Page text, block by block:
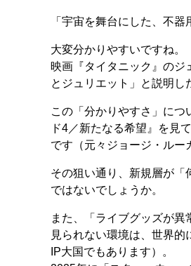
「宇宙を舞台にした、不
大変分かりやすいですね。
映画『タイタニック』のジ
とジュリエット」と説明し
この「分かりやすさ」に
ド4／新たなる希望』を見
です（元々ジョージ・ルー
その狙い通り、新規層が「
ではないでしょうか。
また、「ライブグッズが
見られない環境は、世界
IP大国でもあります）。